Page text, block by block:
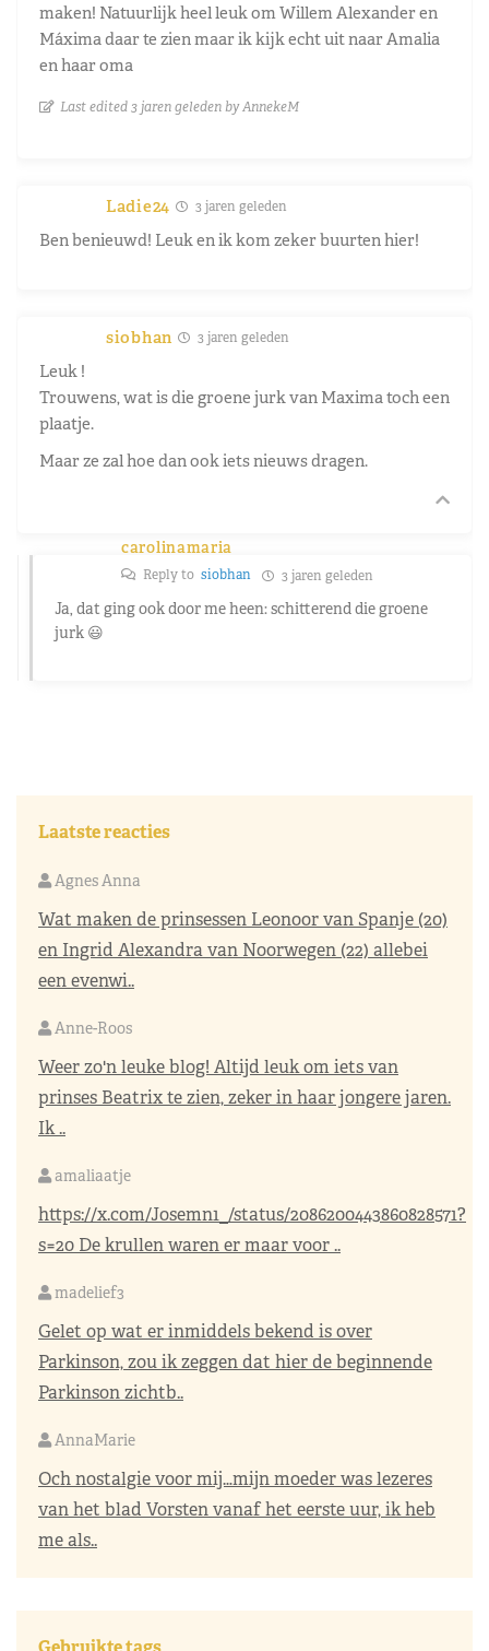
maken! Natuurlijk heel leuk om Willem Alexander en
Máxima daar te zien maar ik kijk echt uit naar Amalia
en haar oma
Last edited 3 jaren geleden by AnnekeM
Ladie24 3 jaren geleden
Ben benieuwd! Leuk en ik kom zeker buurten hier!
siobhan 3 jaren geleden
Leuk !
Trouwens, wat is die groene jurk van Maxima toch een
plaatje.
Maar ze zal hoe dan ook iets nieuws dragen.
carolinamaria
Reply to siobhan 3 jaren geleden
Ja, dat ging ook door me heen: schitterend die groene
jurk 😃
Laatste reacties
Agnes Anna
Wat maken de prinsessen Leonoor van Spanje (20)
en Ingrid Alexandra van Noorwegen (22) allebei
een evenwi..
Anne-Roos
Weer zo'n leuke blog! Altijd leuk om iets van
prinses Beatrix te zien, zeker in haar jongere jaren.
Ik ..
amaliaatje
https://x.com/Josemn1_/status/2086200443860828571?
s=20 De krullen waren er maar voor ..
madelief3
Gelet op wat er inmiddels bekend is over
Parkinson, zou ik zeggen dat hier de beginnende
Parkinson zichtb..
AnnaMarie
Och nostalgie voor mij…mijn moeder was lezeres
van het blad Vorsten vanaf het eerste uur, ik heb
me als..